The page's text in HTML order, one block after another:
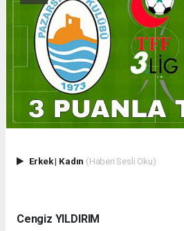
Erkek| Kadın (Haberi Sesli Oku)
Cengiz YILDIRIM